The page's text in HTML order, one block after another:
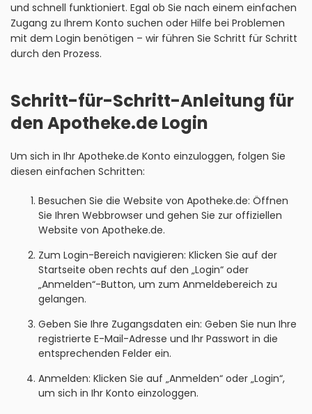
und schnell funktioniert. Egal ob Sie nach einem einfachen
Zugang zu Ihrem Konto suchen oder Hilfe bei Problemen
mit dem Login benötigen – wir führen Sie Schritt für Schritt
durch den Prozess.
Schritt-für-Schritt-Anleitung für
den Apotheke.de Login
Um sich in Ihr Apotheke.de Konto einzuloggen, folgen Sie
diesen einfachen Schritten:
Besuchen Sie die Website von Apotheke.de: Öffnen
Sie Ihren Webbrowser und gehen Sie zur offiziellen
Website von Apotheke.de.
Zum Login-Bereich navigieren: Klicken Sie auf der
Startseite oben rechts auf den „Login“ oder
„Anmelden“-Button, um zum Anmeldebereich zu
gelangen.
Geben Sie Ihre Zugangsdaten ein: Geben Sie nun Ihre
registrierte E-Mail-Adresse und Ihr Passwort in die
entsprechenden Felder ein.
Anmelden: Klicken Sie auf „Anmelden“ oder „Login“,
um sich in Ihr Konto einzologgen.